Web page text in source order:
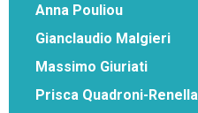
Anna Pouliou
Gianclaudio Malgieri
Massimo Giuriati
Prisca Quadroni-Renella